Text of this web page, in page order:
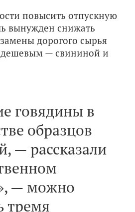
повысить отпускную
вынужден снижать
дорогого сырья
дешевым — свининой и
говядины в
образцов
— рассказали
— можно
тремя